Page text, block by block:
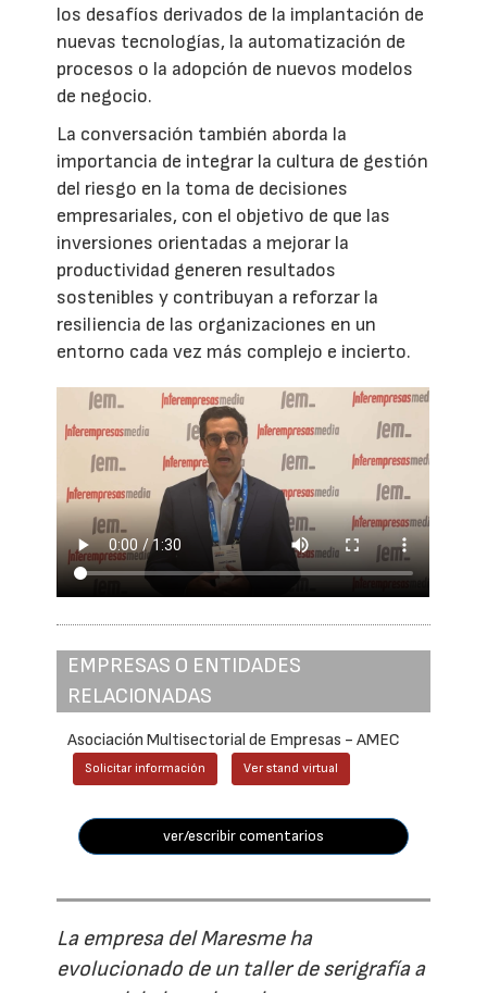
los desafíos derivados de la implantación de
nuevas tecnologías, la automatización de
procesos o la adopción de nuevos modelos
de negocio.
La conversación también aborda la
importancia de integrar la cultura de gestión
del riesgo en la toma de decisiones
empresariales, con el objetivo de que las
inversiones orientadas a mejorar la
productividad generen resultados
sostenibles y contribuyan a reforzar la
resiliencia de las organizaciones en un
entorno cada vez más complejo e incierto.
EMPRESAS O ENTIDADES
RELACIONADAS
Asociación Multisectorial de Empresas - AMEC
Solicitar información Ver stand virtual
ver/escribir comentarios
La empresa del Maresme ha
evolucionado de un taller de serigrafía a